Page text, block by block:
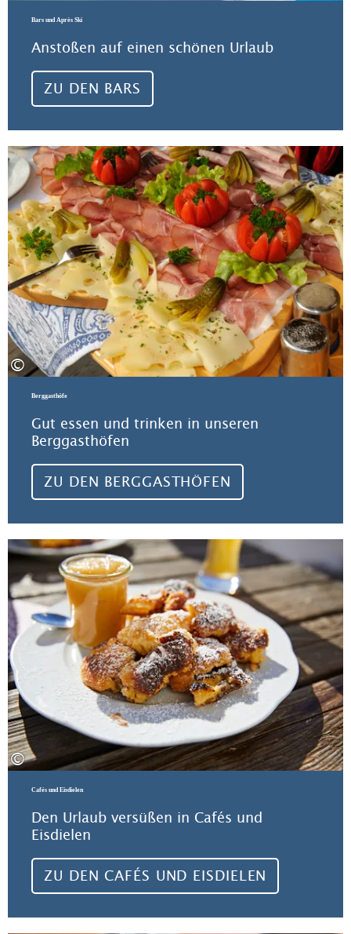
Bars und Après Ski
Anstoßen auf einen schönen Urlaub
ZU DEN BARS
©
Berggasthöfe
Gut essen und trinken in unseren
Berggasthöfen
ZU DEN BERGGASTHÖFEN
©
Cafés und Eisdielen
Den Urlaub versüßen in Cafés und
Eisdielen
ZU DEN CAFÉS UND EISDIELEN